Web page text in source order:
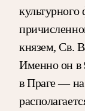
князем, Св.
Именно он в
в Праге — на